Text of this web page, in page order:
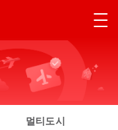
멀티도시